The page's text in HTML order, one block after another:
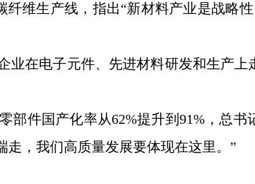
维生产线，指出“新材料产业是战略
在电子元件、先进材料研发和生产上
件国产化率从62%提升到91%，总书
，我们高质量发展要体现在这里。”